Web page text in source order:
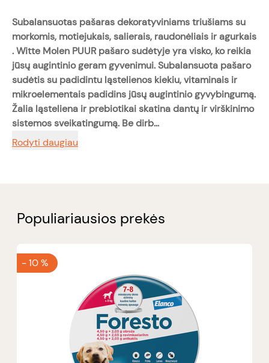
Subalansuotas pašaras dekoratyviniams triušiams su
morkomis, motiejukais, salierais, raudonėliais ir agurkais
. Witte Molen PUUR pašaro sudėtyje yra visko, ko reikia
jūsų augintinio geram gyvenimui. Subalansuota pašaro
sudėtis su padidintu ląstelienos kiekiu, vitaminais ir
mikroelementais padidins jūsų augintinio gyvybingumą.
Žalia ląsteliena ir prebiotikai skatina dantų ir virškinimo
sistemos sveikatingumą. Be dirb...
Rodyti daugiau
Populiariausios prekės
-10 %